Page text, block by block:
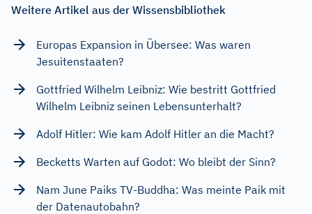
Weitere Artikel aus der Wissensbibliothek
Europas Expansion in Übersee: Was waren
Jesuitenstaaten?
Gottfried Wilhelm Leibniz: Wie bestritt Gottfried
Wilhelm Leibniz seinen Lebensunterhalt?
Adolf Hitler: Wie kam Adolf Hitler an die Macht?
Becketts Warten auf Godot: Wo bleibt der Sinn?
Nam June Paiks TV-Buddha: Was meinte Paik mit
der Datenautobahn?